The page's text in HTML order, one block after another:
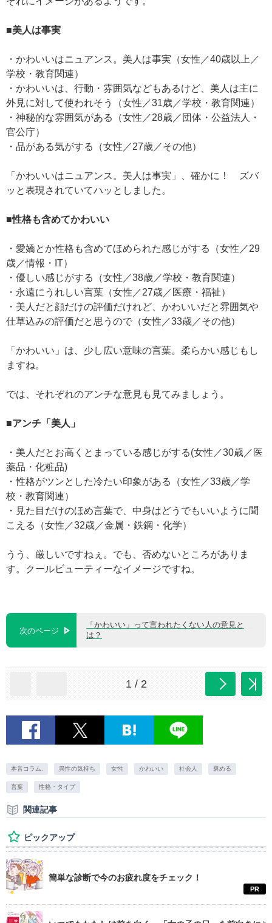
■美人は事実
・かわいいはニュアンス。美人は事実（女性／40歳以上／
学校・教育関連）
・かわいいは、行動・雰囲気などもあるけど、美人は主に
外見に対して使われそう（女性／31歳／学校・教育関連）
・神秘的な雰囲気がある（女性／28歳／団体・公益法人・
官公庁）
・品がある気がする（女性／27歳／その他）
「かわいいはニュアンス。美人は事実」、確かに！ ズバ
ッと表現されていてハッとしました。
■性格も含めてかわいい
・愛嬌とか性格も含めてほめられた感じがする（女性／29
歳／情報・IT）
・優しい感じがする（女性／38歳／学校・教育関連）
・永遠にうれしい言葉（女性／27歳／医療・福祉）
・美人だと顔だけの評価だけれど、かわいいだと雰囲気や
仕草込みの評価だと思うので（女性／33歳／その他）
「かわいい」は、少し広い意味の言葉。柔らかい感じもし
ますね。
では、それぞれのアンチな意見も見てみましょう。
■アンチ「美人」
・美人だとお高くとまっている感じがする(女性／30歳／医
薬品・化粧品)
・性格がツンとした冷たい印象がある（女性／33歳／学
校・教育関連）
・見た目だけのほめ言葉で、中身はどうでもいいように聞
こえる（女性／32歳／金属・鉄鋼・化学）
うう、厳しいですねぇ。でも、否めないところがありま
す。クールビューティーなイメージですね。
次のページ
「かわいい」って言われたくない人の意見と
は？
1 / 2
本音コラム. 異性の気持ち 女性 かわいい 社会人 褒める
言葉 性格・タイプ
関連記事
ピックアップ
簡単な診断で今のお疲れ度をチェック！
PR